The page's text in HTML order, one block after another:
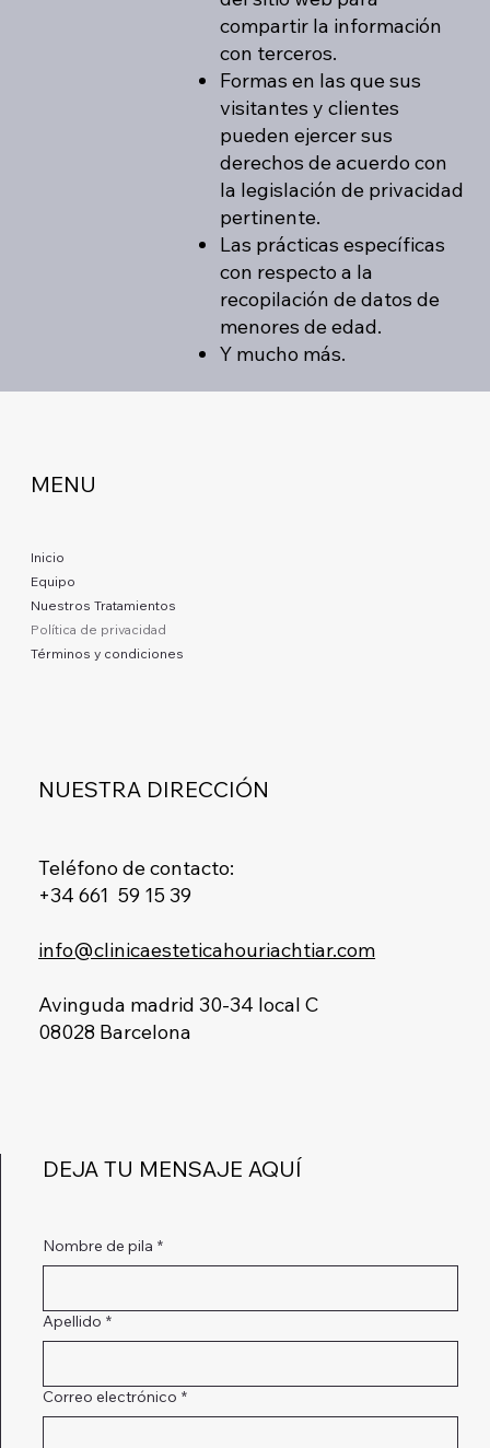
compartir la información
con terceros.
Formas en las que sus
visitantes y clientes
pueden ejercer sus
derechos de acuerdo con
la legislación de privacidad
pertinente.
Las prácticas específicas
con respecto a la
recopilación de datos de
menores de edad.
Y mucho más.
MENU
Inicio
Equipo
Nuestros Tratamientos
Política de privacidad
Términos y condiciones
NUESTRA DIRECCIÓN
Teléfono de contacto:
+34 661 59 15 39
info@clinicaesteticahouriachtiar.com
Avinguda madrid 30-34 local C
08028 Barcelona
DEJA TU MENSAJE AQUÍ
Nombre de pila *
Apellido *
Correo electrónico *